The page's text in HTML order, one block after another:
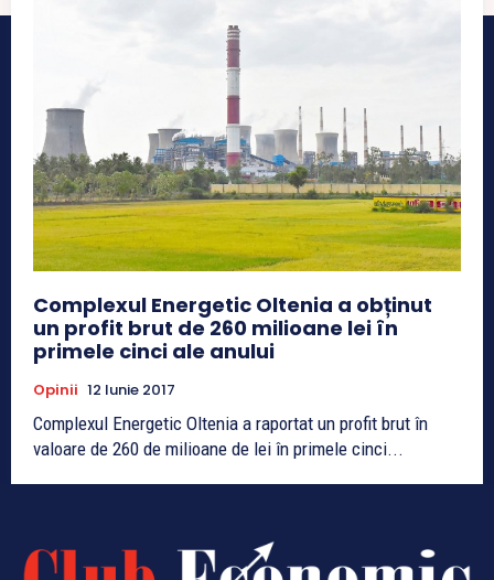
Complexul Energetic Oltenia a obținut
un profit brut de 260 milioane lei în
primele cinci ale anului
Opinii 12 Iunie 2017
Complexul Energetic Oltenia a raportat un profit brut în
valoare de 260 de milioane de lei în primele cinci...